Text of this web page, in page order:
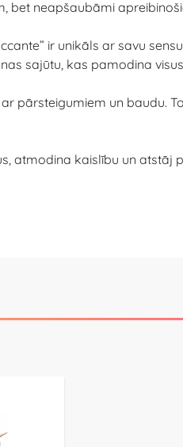
bet neapšaubāmi
ir unikāls ar savu
sajūtu, kas pamodina
pārsteigumiem un baudu.
atmodina kaislību un atstāj